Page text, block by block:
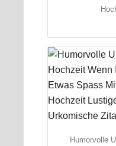
Humorvolle